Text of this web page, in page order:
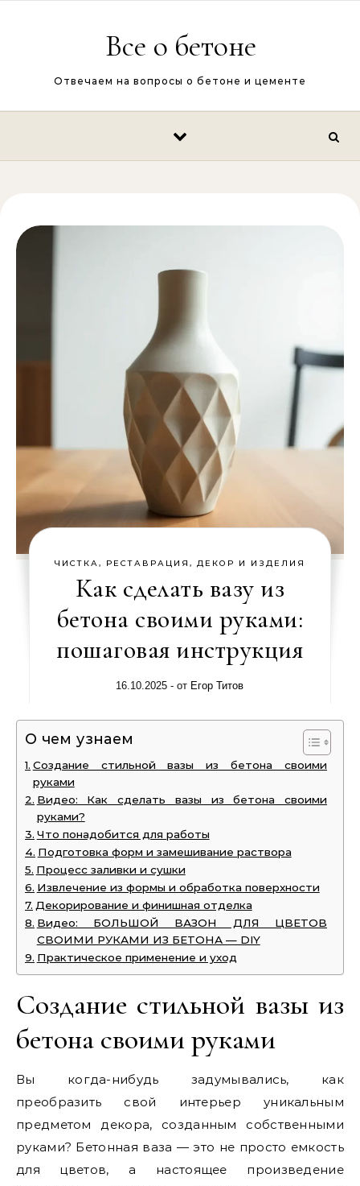
Все о бетоне
Отвечаем на вопросы о бетоне и цементе
ЧИСТКА, РЕСТАВРАЦИЯ, ДЕКОР И ИЗДЕЛИЯ
Как сделать вазу из
бетона своими руками:
пошаговая инструкция
16.10.2025 - от Егор Титов
О чем узнаем
Создание стильной вазы из бетона своими
руками
Видео: Как сделать вазы из бетона своими
руками?
Что понадобится для работы
Подготовка форм и замешивание раствора
Процесс заливки и сушки
Извлечение из формы и обработка поверхности
Декорирование и финишная отделка
Видео: БОЛЬШОЙ ВАЗОН ДЛЯ ЦВЕТОВ
СВОИМИ РУКАМИ ИЗ БЕТОНА — DIY
Практическое применение и уход
Создание стильной вазы из
бетона своими руками
Вы когда-нибудь задумывались, как
преобразить свой интерьер уникальным
предметом декора, созданным собственными
руками? Бетонная ваза — это не просто емкость
для цветов, а настоящее произведение